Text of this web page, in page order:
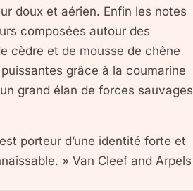
doux et aérien. Enfin les notes
composées autour des
cèdre et de mousse de chêne
grâce à la coumarine
grand élan de forces sauvages
porteur d’une identité forte et
» Van Cleef and Arpels